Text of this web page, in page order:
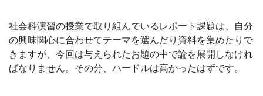
ー
ビ
社会科演習の授業で取り組んでいるレポート課題は、自分
の興味関心に合わせてテーマを選んだり資料を集めたりで
きますが、今回は与えられたお題の中で論を展開しなけれ
ばなりません。その分、ハードルは高かったはずです。